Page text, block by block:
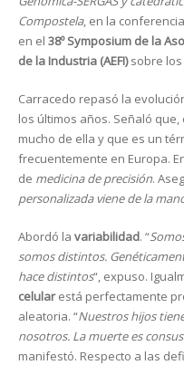
Compostela, en la
en el 38º Symposium de la
de la Industria (AEFI)sobre los
Carracedo repasó la
los últimos años. Señaló
mucho de ella y que es un
frecuentemente en Europa.
de medicina de precisión.
personalizada viene de la
Abordó la variabilidad. “
somos distintos.
hace distintos“, expuso.
celularestá perfectamente
aleatoria. “Nuestros hijos
nosotros. La muerte es
manifestó. Respecto a las